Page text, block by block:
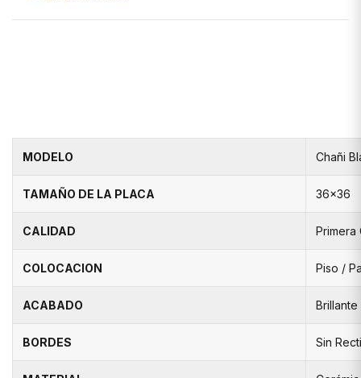
MODELO Chañi
TAMAÑO DE LA PLACA 36x36
CALIDAD Primera
COLOCACION Piso /
ACABADO Brillante
BORDES Sin